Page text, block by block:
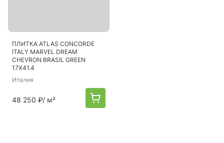
ПЛИТКА ATLAS CONCORDE
ITALY MARVEL DREAM
CHEVRON BRASIL GREEN
17X41.4
Италия
48 250 ₽/ м²